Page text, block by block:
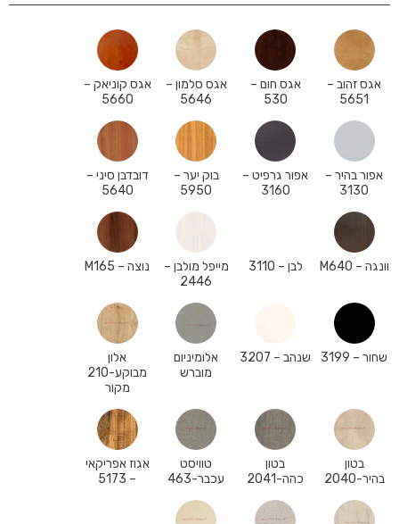
אגס זהוב –
5651
אגס חום –
530
אגס סלמון –
5646
אגס קוניאק –
5660
אפור בהיר –
3130
אפור גרפיט –
3160
בוק יער –
5950
דובדבן סיני –
5640
וונגה – M640 לבן – 3110
מייפל מולבן –
2446
נוצה – M165
שחור – 3199 שנהב – 3207
אלומיניום
מוברש
אלון
מבוקע-210
מקור
בטון
בהיר-2040
בטון
כהה-2041
טוויסט
עכבר-463
אגוז אפריקאי
– 5173